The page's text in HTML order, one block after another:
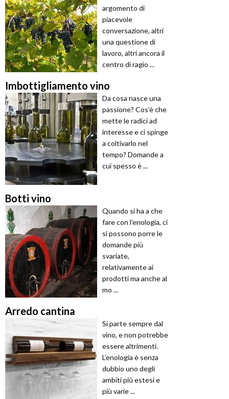
argomento di
piacevole
conversazione, altri
una questione di
lavoro, altri ancora il
centro di ragio ...
Imbottigliamento vino
Da cosa nasce una
passione? Cos’è che
mette le radici ad
interesse e ci spinge
a coltivarlo nel
tempo? Domande a
cui spesso è ...
Botti vino
Quando si ha a che
fare con l’enologia, ci
si possono porre le
domande più
svariate,
relativamente ai
prodotti ma anche al
mo ...
Arredo cantina
Si parte sempre dal
vino, e non potrebbe
essere altrimenti.
L’enologia è senza
dubbio uno degli
ambiti più estesi e
più varie ...